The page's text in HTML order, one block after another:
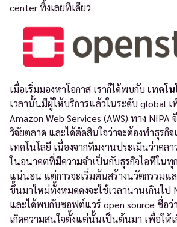
center ทิ้งเลยทีเดียว
เมื่อเริ่มมองหาโอกาส เราก็ได้พบกับ เทคโ
เวลานั้นมีผู้ให้บริการแล้วในระดับ global เ
Amazon Web Services (AWS) ทาง NIPA
วิจัยตลาด และได้ตัดสินใจว่าจะต้องทำธุรกิจ
เทคโนโลยี เนื่องจากทีมงานประเมินว่าคล
ในอนาคตที่มีความจำเป็นกับธุรกิจไอทีในทุ
แน่นอน แต่การจะเริ่มต้นสร้างนวัตกรรม
ขึ้นมาใหม่ทั้งหมดคงจะใช้เวลานานเกินไป
และได้พบกับซอฟต์แวร์ open source ชื่อว่า
เกิดความสนใจตั้งแต่นั้นเป็นต้นมา เพื่อให้